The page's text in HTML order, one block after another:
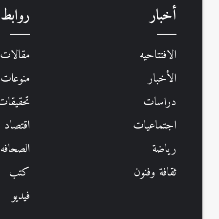
أخبار
الافتتاحيه
الأخبار
دراسات
اجتماعيات
رياضة
ثقافة وفنون
روابط
مقالات
منوعات
اقتصاد
الصحافه
كتب
فيديو